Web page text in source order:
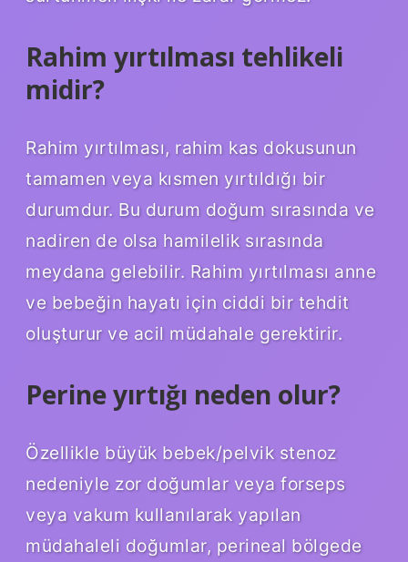
Rahim yırtılması tehlikeli
midir?
Rahim yırtılması, rahim kas dokusunun
tamamen veya kısmen yırtıldığı bir
durumdur. Bu durum doğum sırasında ve
nadiren de olsa hamilelik sırasında
meydana gelebilir. Rahim yırtılması anne
ve bebeğin hayatı için ciddi bir tehdit
oluşturur ve acil müdahale gerektirir.
Perine yırtığı neden olur?
Özellikle büyük bebek/pelvik stenoz
nedeniyle zor doğumlar veya forseps
veya vakum kullanılarak yapılan
müdahaleli doğumlar, perineal bölgede